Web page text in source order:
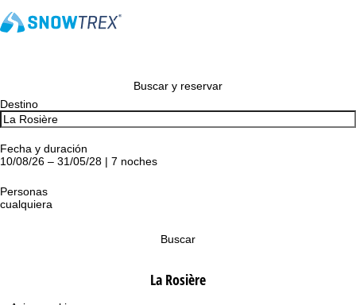
Buscar y reservar
Destino
Fecha y duración
10/08/26 – 31/05/28 | 7 noches
Personas
cualquiera
Buscar
La Rosière